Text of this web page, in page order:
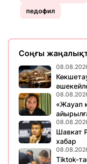
педофил
Соңғы
«Жауап
Шавкат
хабар
Tiktok-